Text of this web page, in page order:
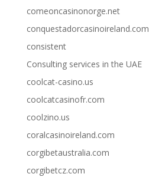
comeoncasinonorge.net
conquestadorcasinoireland.com
consistent
Consulting services in the UAE
coolcat-casino.us
coolcatcasinofr.com
coolzino.us
coralcasinoireland.com
corgibetaustralia.com
corgibetcz.com